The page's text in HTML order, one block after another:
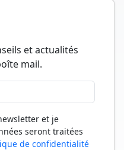
et actualités
mail.
et je
seront traitées
de confidentialité